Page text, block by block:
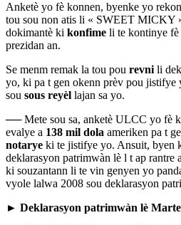
Anketè yo fè konnen, byenke yo
tou sou non atis li « SWEET MICKY
dokimantè ki konfime li te kontinye fè
prezidan an.
Se menm remak la tou pou revnili
yo, ki pa t gen okenn prèv pou jistifye
sou sous reyèl lajan sa yo.
──Mete sou sa, anketè ULCC yo fè
evalye a 138 mil dola ameriken pa t
notarye ki te jistifye yo. Ansuit, byen
deklarasyon patrimwàn lè l t ap rantre
ki souzantann li te vin genyen yo
vyole lalwa 2008 sou deklarasyon
► Deklarasyon patrimwàn lè